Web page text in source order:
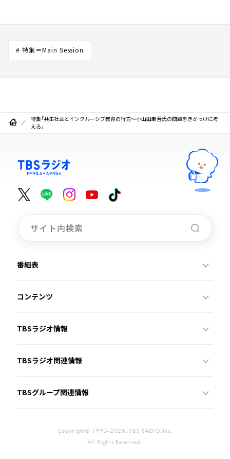
# 特集＝Main Session
特集「共生社会とインクルーシブ教育の行方～小山田圭吾氏の問題をきかっけに考
える」
番組表
コンテンツ
TBSラジオ情報
TBSラジオ関連情報
TBSグループ関連情報
Copyright© 1995-2026, TBS RADIO,Inc.
All Rights Reserved.